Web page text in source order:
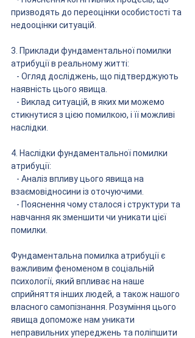
призводять до переоцінки особистості та
недооцінки ситуацій.
3. Приклади фундаментальної помилки
атрибуції в реальному житті:
наявність цього явища.
стикнутися з цією помилкою, і її можливі
наслідки.
4. Наслідки фундаментальної помилки
атрибуції:
взаємовідносини із оточуючими.
навчання як зменшити чи уникати цієї
помилки.
Фундаментальна помилка атрибуції є
важливим феноменом в соціальній
психології, який впливає на наше
сприйняття інших людей, а також нашого
власного самопізнання. Розуміння цього
явища допоможе нам уникати
неправильних упереджень та поліпшити